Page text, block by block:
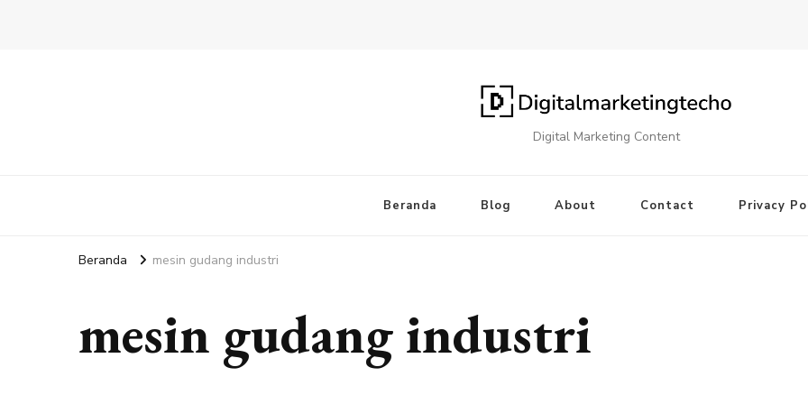
Digital Marketing Content
Beranda Blog About Contact Privacy
Beranda mesin gudang industri
mesin gudang industri